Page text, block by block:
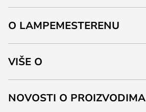
O LAMPEMESTERENU
VIŠE O
NOVOSTI O PROIZVODIMA